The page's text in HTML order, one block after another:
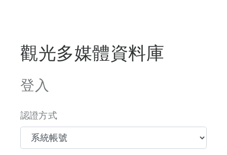
觀光多媒體資料庫
登入
認證方式